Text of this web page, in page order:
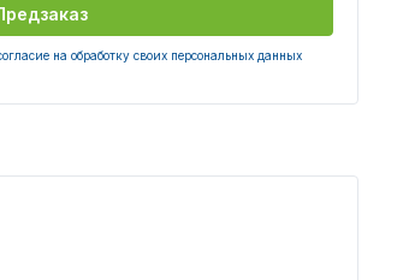
на обработку своих персональных данных